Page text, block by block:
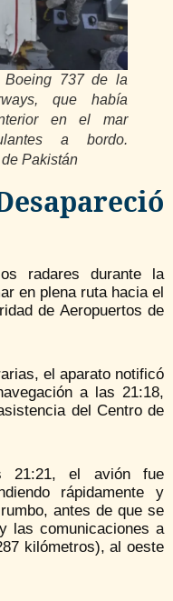
737 de la
que había
en el mar
a bordo.
Pakistán
radares durante la
en plena ruta hacia el
de Aeropuertos de
el aparato notificó
a las 21:18,
del Centro de
21:21, el avión fue
rápidamente y
antes de que se
las comunicaciones a
kilómetros), al oeste